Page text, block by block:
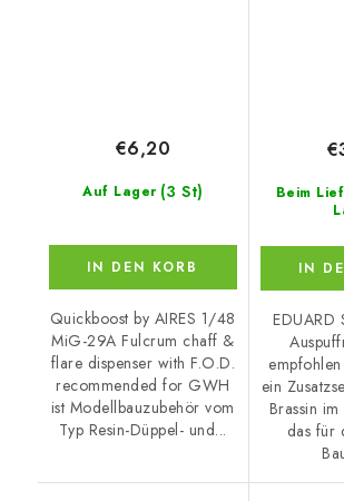
Auf Lager (3 St)
€6,20
IN DEN KORB
Quickboost by AIRES 1/48
MiG-29A Fulcrum chaff &
flare dispenser with F.O.D.
recommended for GWH
ist Modellbauzubehör vom
Typ Resin-Düppel- und...
Beim
IN
EDUARD
ein
Brassin
das für